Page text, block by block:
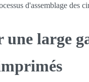
d'assemblage des
une large